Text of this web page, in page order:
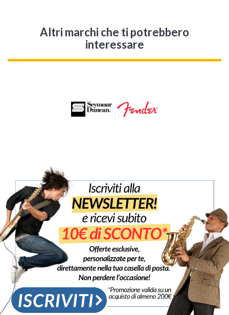
Altri marchi che ti potrebbero
interessare